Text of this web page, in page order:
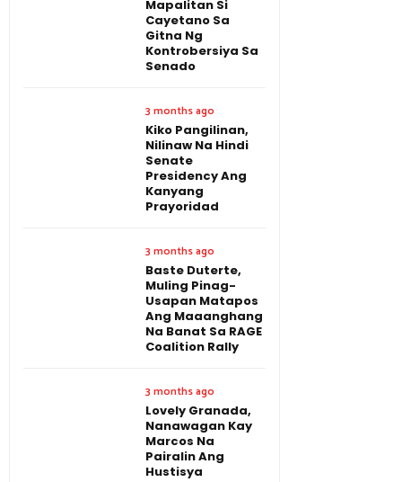
Mapalitan Si
Cayetano Sa
Gitna Ng
Kontrobersiya Sa
Senado
3 months ago
Kiko Pangilinan,
Nilinaw Na Hindi
Senate
Presidency Ang
Kanyang
Prayoridad
3 months ago
Baste Duterte,
Muling Pinag-
Usapan Matapos
Ang Maaanghang
Na Banat Sa RAGE
Coalition Rally
3 months ago
Lovely Granada,
Nanawagan Kay
Marcos Na
Pairalin Ang
Hustisya